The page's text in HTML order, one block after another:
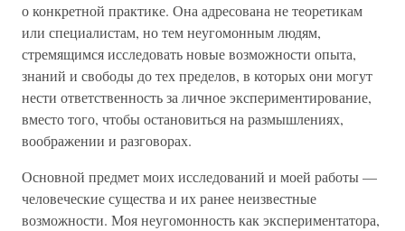
о конкретной практике. Она адресована не теоретикам
или специалистам, но тем неугомонным людям,
стремящимся исследовать новые возможности опыта,
знаний и свободы до тех пределов, в которых они могут
нести ответственность за личное экспериментирование,
вместо того, чтобы остановиться на размышлениях,
воображении и разговорах.
Основной предмет моих исследований и моей работы —
человеческие существа и их ранее неизвестные
возможности. Моя неугомонность как экспериментатора,